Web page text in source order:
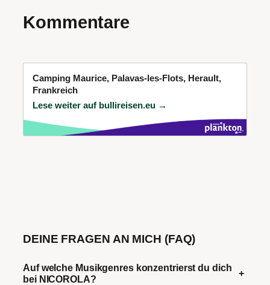
Kommentare
Camping Maurice, Palavas-les-Flots, Herault,
Frankreich
Lese weiter auf bullireisen.eu →
DEINE FRAGEN AN MICH (FAQ)
Auf welche Musikgenres konzentrierst du dich
bei NICOROLA?
+